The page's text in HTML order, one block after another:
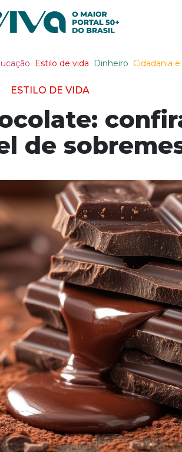
Estilo de vida Dinheiro Cidadania
ESTILO DE VIDA
de